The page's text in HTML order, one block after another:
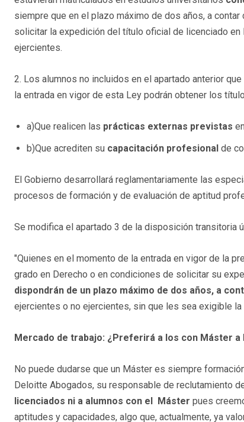
siempre que en el plazo máximo de dos años, a
solicitar la expedición del título oficial de licenciado
ejercientes.
2. Los alumnos no incluidos en el apartado anterior
la entrada en vigor de esta Ley podrán obtener los
a)Que realicen las prácticas externas previstas
b)Que acrediten su capacitación profesional de
El Gobierno desarrollará reglamentariamente las
procesos de formación y de evaluación de aptitud
Se modifica el apartado 3 de la disposición transitoria
"Quienes en el momento de la entrada en vigor de la
grado en Derecho o en condiciones de solicitar su
dispondrán de un plazo máximo de dos años, a
ejercientes o no ejercientes, sin que les sea exigible
Mercado de trabajo: ¿Preferirá a los con Máster a
No puede dudarse que un Máster es siempre
Deloitte Abogados, su responsable de reclutamiento
licenciados ni a alumnos con el Máster pues
aptitudes y capacidades, algo que, actualmente, ya